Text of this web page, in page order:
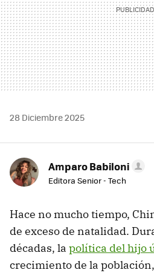
28 Diciembre 2025
Amparo Babiloni
Editora Senior - Tech
Hace no mucho tiempo,
de exceso de natalidad.
décadas, la política del hijo
crecimiento de la